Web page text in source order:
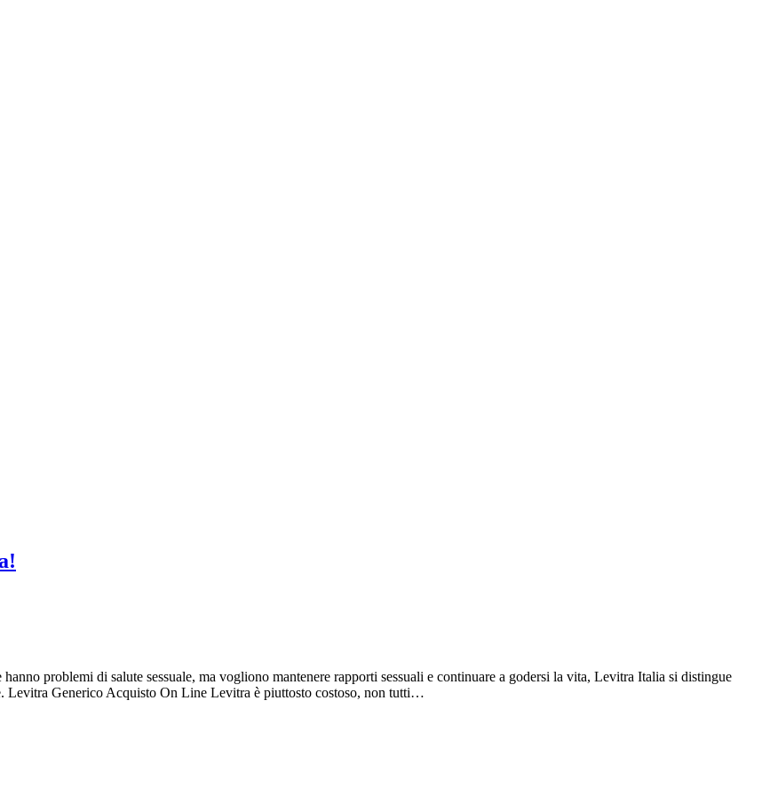
problemi di salute sessuale, ma vogliono mantenere rapporti sessuali e continuare a godersi la vita, Levitra Italia si distingue
Levitra Generico Acquisto On Line Levitra è piuttosto costoso, non tutti…